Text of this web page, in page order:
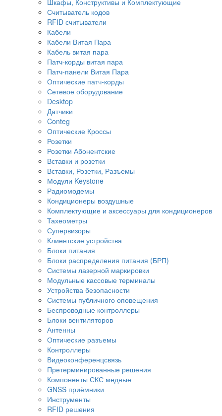
Считыватель кодов
RFID считыватели
Кабели
Кабели Витая Пара
Кабель витая пара
Патч-корды витая пара
Патч-панели Витая Пара
Оптические патч-корды
Сетевое оборудование
Desktop
Датчики
Conteg
Оптические Кроссы
Розетки
Розетки Абонентские
Вставки и розетки
Вставки, Розетки, Разъемы
Модули Keystone
Радиомодемы
Кондиционеры воздушные
Комплектующие и аксессуары для кондиционеров
Тахеометры
Супервизоры
Клиентские устройства
Блоки питания
Блоки распределения питания (БРП)
Системы лазерной маркировки
Модульные кассовые терминалы
Устройства безопасности
Системы публичного оповещения
Беспроводные контроллеры
Блоки вентиляторов
Антенны
Оптические разъемы
Контроллеры
Видеоконференцсвязь
Претерминированные решения
Компоненты СКС медные
GNSS приёмники
Инструменты
RFID решения